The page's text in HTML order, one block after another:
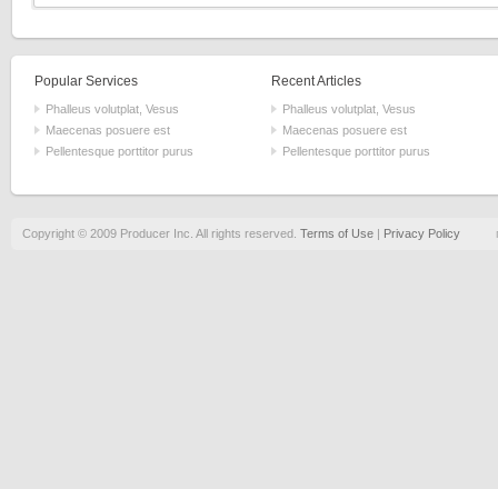
Popular Services
Phalleus volutplat, Vesus
Maecenas posuere est
Pellentesque porttitor purus
Recent Articles
Phalleus volutplat, Vesus
Maecenas posuere est
Pellentesque porttitor purus
Copyright © 2009 Producer Inc. All rights reserved. Terms of Use| Privacy Policy